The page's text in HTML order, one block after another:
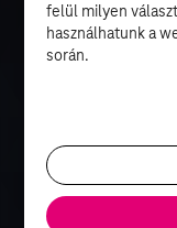
felül milyen
használhatunk a
során.